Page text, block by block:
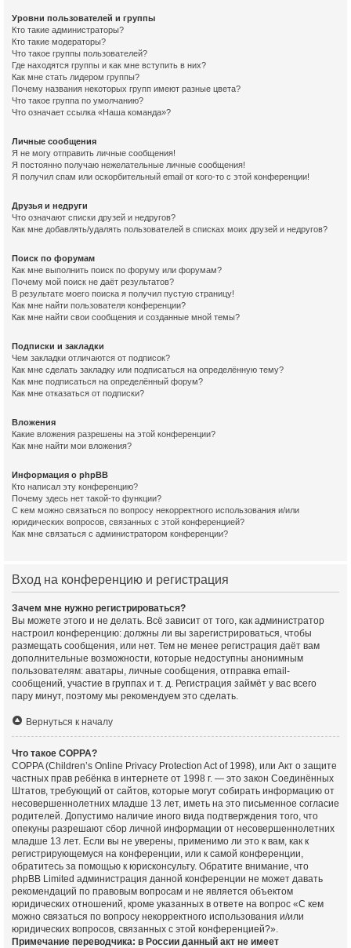
Уровни пользователей и группы
Кто такие администраторы?
Кто такие модераторы?
Что такое группы пользователей?
Где находятся группы и как мне вступить в них?
Как мне стать лидером группы?
Почему названия некоторых групп имеют разные цвета?
Что такое группа по умолчанию?
Что означает ссылка «Наша команда»?
Личные сообщения
Я не могу отправить личные сообщения!
Я постоянно получаю нежелательные личные сообщения!
Я получил спам или оскорбительный email от кого-то с этой конференции!
Друзья и недруги
Что означают списки друзей и недругов?
Как мне добавлять/удалять пользователей в списках моих друзей и недругов?
Поиск по форумам
Как мне выполнить поиск по форуму или форумам?
Почему мой поиск не даёт результатов?
В результате моего поиска я получил пустую страницу!
Как мне найти пользователя конференции?
Как мне найти свои сообщения и созданные мной темы?
Подписки и закладки
Чем закладки отличаются от подписок?
Как мне сделать закладку или подписаться на определённую тему?
Как мне подписаться на определённый форум?
Как мне отказаться от подписки?
Вложения
Какие вложения разрешены на этой конференции?
Как мне найти мои вложения?
Информация о phpBB
Кто написал эту конференцию?
Почему здесь нет такой-то функции?
С кем можно связаться по вопросу некорректного использования и/или
юридических вопросов, связанных с этой конференцией?
Как мне связаться с администратором конференции?
Вход на конференцию и регистрация
Зачем мне нужно регистрироваться?
Вы можете этого и не делать. Всё зависит от того, как администратор
настроил конференцию: должны ли вы зарегистрироваться, чтобы
размещать сообщения, или нет. Тем не менее регистрация даёт вам
дополнительные возможности, которые недоступны анонимным
пользователям: аватары, личные сообщения, отправка email-
сообщений, участие в группах и т. д. Регистрация займёт у вас всего
пару минут, поэтому мы рекомендуем это сделать.
Вернуться к началу
Что такое COPPA?
COPPA (Children’s Online Privacy Protection Act of 1998), или Акт о защите
частных прав ребёнка в интернете от 1998 г. — это закон Соединённых
Штатов, требующий от сайтов, которые могут собирать информацию от
несовершеннолетних младше 13 лет, иметь на это письменное согласие
родителей. Допустимо наличие иного вида подтверждения того, что
опекуны разрешают сбор личной информации от несовершеннолетних
младше 13 лет. Если вы не уверены, применимо ли это к вам, как к
регистрирующемуся на конференции, или к самой конференции,
обратитесь за помощью к юрисконсульту. Обратите внимание, что
phpBB Limited администрация данной конференции не может давать
рекомендаций по правовым вопросам и не является объектом
юридических отношений, кроме указанных в ответе на вопрос «С кем
можно связаться по вопросу некорректного использования и/или
юридических вопросов, связанных с этой конференцией?».
Примечание переводчика: в России данный акт не имеет